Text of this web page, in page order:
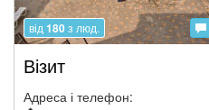
від 180з люд.
Візит
Адреса і телефон: